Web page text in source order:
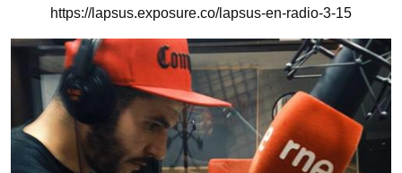
https://lapsus.exposure.co/lapsus-en-radio-3-15